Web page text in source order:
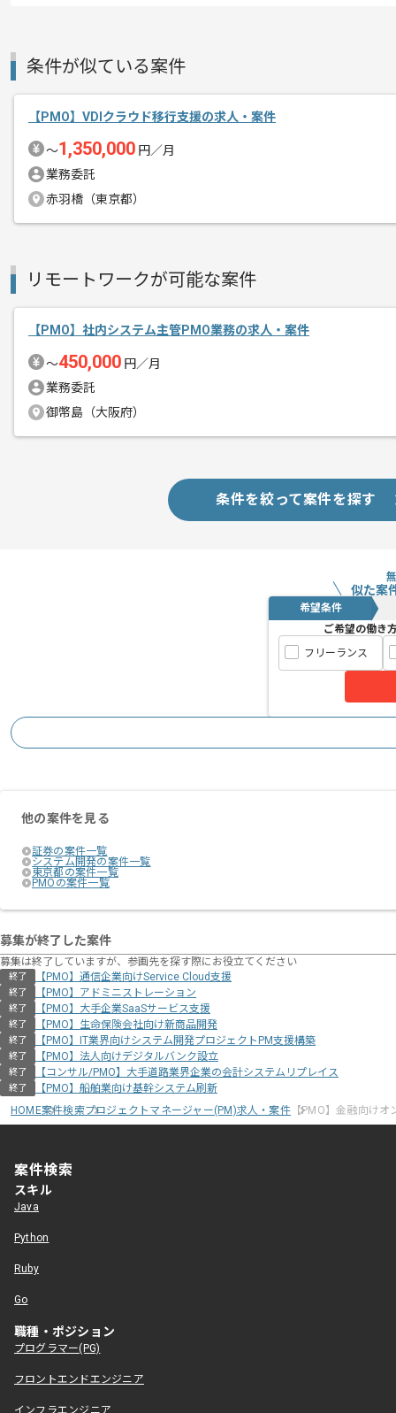
新しいアイディアや技術を積極的に導入
スキルアップされたい方、長期的に参
条件が似ている案件
【PMO】VDIクラウド移行支援の求人・案件
〜1,350,000 円／月
業務委託
赤羽橋（東京都）
リモートワークが可能な案件
【PMO】社内システム主管PMO業務の求人・案件
〜450,000 円／月
業務委託
御幣島（大阪府）
条件を絞って案件を探す
似た案
希望条件
ご希望の働き
フリーランス
他の案件を見る
証券の案件一覧
システム開発の案件一覧
東京都の案件一覧
PMOの案件一覧
募集が終了した案件
募集は終了していますが、参画先を探す際にお役立てください
終了 【PMO】通信企業向けService Cloud支援
終了 【PMO】アドミニストレーション
終了 【PMO】大手企業SaaSサービス支援
終了 【PMO】生命保険会社向け新商品開発
終了 【PMO】IT業界向けシステム開発プロジェクトPM支援構築
終了 【PMO】法人向けデジタルバンク設立
終了 【コンサル/PMO】大手道路業界企業の会計システムリプレイス
終了
【PMO】船舶業向け基幹システム刷新
HOME案件検索プロジェクトマネージャー(PM)求人・案件【PMO】金融向けオ
案件検索
スキル
Java
Python
Ruby
Go
職種・ポジション
プログラマー(PG)
フロントエンドエンジニア
インフラエンジニア